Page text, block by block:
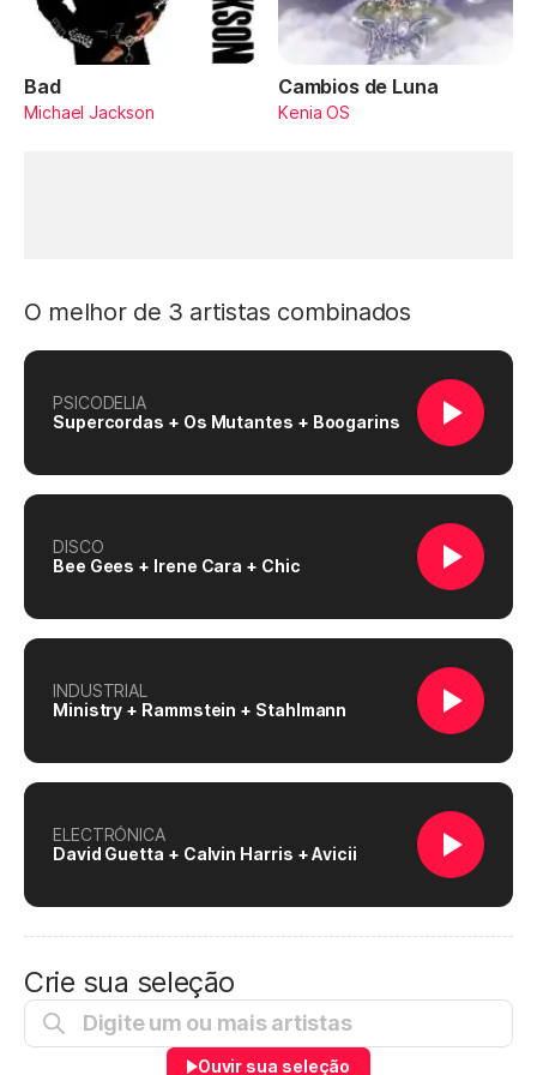
Bad
Michael Jackson
Cambios de Luna
Kenia OS
O melhor de 3 artistas combinados
PSICODELIA
Supercordas + Os Mutantes + Boogarins
DISCO
Bee Gees + Irene Cara + Chic
INDUSTRIAL
Ministry + Rammstein + Stahlmann
ELECTRÓNICA
David Guetta + Calvin Harris + Avicii
Crie sua seleção
Ouvir sua seleção